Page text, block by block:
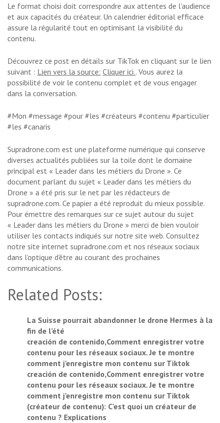
Le format choisi doit correspondre aux attentes de l’audience
et aux capacités du créateur. Un calendrier éditorial efficace
assure la régularité tout en optimisant la visibilité du
contenu.
Découvrez ce post en détails sur TikTok en cliquant sur le lien
suivant : Lien vers la source: Cliquer ici.. Vous aurez la
possibilité de voir le contenu complet et de vous engager
dans la conversation.
#Mon #message #pour #les #créateurs #contenu #particulier
#les #canaris
Supradrone.com est une plateforme numérique qui conserve
diverses actualités publiées sur la toile dont le domaine
principal est « Leader dans les métiers du Drone ». Ce
document parlant du sujet « Leader dans les métiers du
Drone » a été pris sur le net par les rédacteurs de
supradrone.com. Ce papier a été reproduit du mieux possible.
Pour émettre des remarques sur ce sujet autour du sujet
« Leader dans les métiers du Drone » merci de bien vouloir
utiliser les contacts indiqués sur notre site web. Consultez
notre site internet supradrone.com et nos réseaux sociaux
dans l’optique d’être au courant des prochaines
communications.
Related Posts:
La Suisse pourrait abandonner le drone Hermes à la
fin de l’été
creación de contenido,Comment enregistrer votre
contenu pour les réseaux sociaux. Je te montre
comment j’enregistre mon contenu sur Tiktok
creación de contenido,Comment enregistrer votre
contenu pour les réseaux sociaux. Je te montre
comment j’enregistre mon contenu sur Tiktok
(créateur de contenu): C’est quoi un créateur de
contenu ? Explications